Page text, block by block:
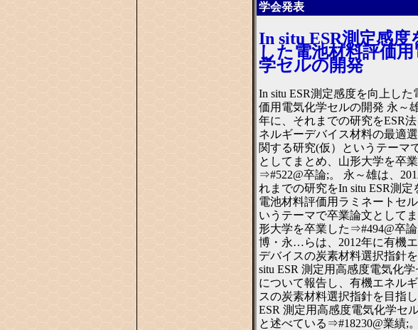
学会発表
In situ ESR測定感度
した電池材料評価
学セルの開発
In situ ESR測定感度を向上した
価用電気化学セルの開発 永～
年に、それまでの研究をESR
ネルギーデバイス材料の最適
関する研究(仮）というテーマ
としてまとめ、山形大学を卒
⇒#522@卒論;。 永～雄は、
れまでの研究をIn situ ESR測定
電池材料評価用ラミネートセ
いうテーマで卒業論文として
形大学を卒業した⇒#494@卒
博・永…らは、2012年に有機
デバイスの炭素材料選択指針
situ ESR 測定用高感度電気化
について報告し、有機エネル
スの炭素材料選択指針を目指
ESR 測定用高感度電気化学セ
と述べている⇒#18230@業績;。